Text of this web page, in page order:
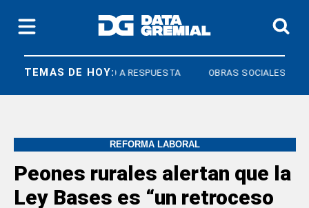
TEMAS DE HOY:
DERECHO A RESPUESTA OBRAS SOCIALES
REFORMA LABORAL
Peones rurales alertan que la
Ley Bases es “un retroceso